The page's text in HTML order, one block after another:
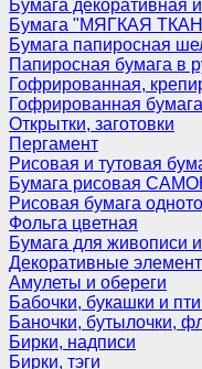
Бумага декоративная
Бумага "МЯГКАЯ
Бумага папиросная
Папиросная бумага в
Гофрированная,
Гофрированная
Открытки, заготовки
Пергамент
Рисовая и тутовая
Бумага рисовая
Рисовая бумага
Фольга цветная
Бумага для живописи
Декоративные
Амулеты и обереги
Бабочки, букашки и
Баночки, бутылочки,
Бирки, надписи
Бирки, тэги